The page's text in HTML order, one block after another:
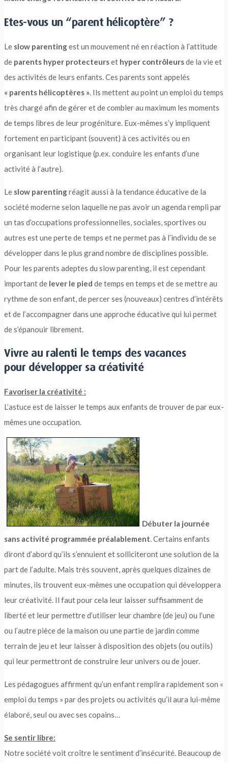
Etes-vous un “parent hélicoptère” ?
Le slow parentingest un mouvement né en réaction à l’attitude
de parents hyper protecteurset hyper contrôleursde la vie et
des activités de leurs enfants. Ces parents sont appelés
« parents hélicoptères ». Ils mettent au point un emploi du temps
très chargé afin de gérer et de combler au maximum les moments
de temps libres de leur progéniture. Eux-mêmes s’y impliquent
fortement en participant (souvent) à ces activités ou en
organisant leur logistique (p.ex. conduire les enfants d’une
activité à l’autre).
Le slow parentingréagit aussi à la tendance éducative de la
société moderne selon laquelle ne pas avoir un agenda rempli par
un tas d’occupations professionnelles, sociales, sportives ou
autres est une perte de temps et ne permet pas à l’individu de se
développer dans le plus grand nombre de disciplines possible.
Pour les parents adeptes du slow parenting, il est cependant
important de lever le pied de temps en temps et de se mettre au
rythme de son enfant, de percer ses (nouveaux) centres d’intérêts
et de l’accompagner dans une approche éducative qui lui permet
de s’épanouir librement.
Vivre au ralenti le temps des vacances
pour développer sa créativité
Favoriser la créativité :
L’astuce est de laisser le temps aux enfants de trouver de par eux-
mêmes une occupation.
Débuter la journée
sans activité programmée préalablement. Certains enfants
diront d’abord qu’ils s’ennuient et solliciteront une solution de la
part de l’adulte. Mais très souvent, après quelques dizaines de
minutes, ils trouvent eux-mêmes une occupation qui développera
leur créativité. Il faut pour cela leur laisser suffisamment de
liberté et leur permettre d’utiliser leur chambre (de jeu) ou l’une
ou l’autre pièce de la maison ou une partie de jardin comme
terrain de jeu et leur laisser à disposition des objets (ou outils)
qui leur permettront de construire leur univers ou de jouer.
Les pédagogues affirment qu’un enfant remplira rapidement son «
emploi du temps » par des projets ou activités qu’il aura lui-même
élaboré, seul ou avec ses copains…
Se sentir libre:
Notre société voit croître le sentiment d’insécurité. Beaucoup de